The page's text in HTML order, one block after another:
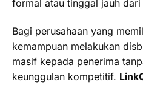
formal atau tinggal jauh dari
Bagi perusahaan yang
kemampuan melakukan
masif kepada penerima
keunggulan kompetitif.